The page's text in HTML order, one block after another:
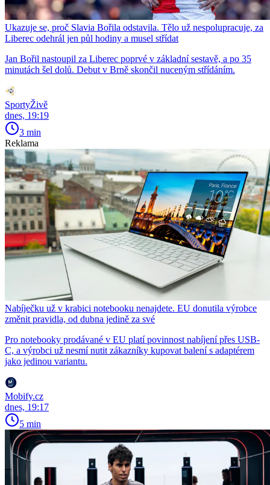
Ukazuje se, proč Slavia Bořila odstavila. Tělo už nespolupracuje, za
Liberec odehrál jen půl hodiny a musel střídat
Jan Bořil nastoupil za Liberec poprvé v základní sestavě, a po 35
minutách šel dolů. Debut v Brně skončil nuceným střídáním.
SportyŽivě
dnes, 19:19
3 min
Reklama
Nabíječku už v krabici notebooku nenajdete. EU donutila výrobce
změnit pravidla, od dubna jedině za své
Pro notebooky prodávané v EU platí povinnost nabíjení přes USB-
C, a výrobci už nesmí nutit zákazníky kupovat balení s adaptérem
jako jedinou variantu.
Mobify.cz
dnes, 19:17
5 min